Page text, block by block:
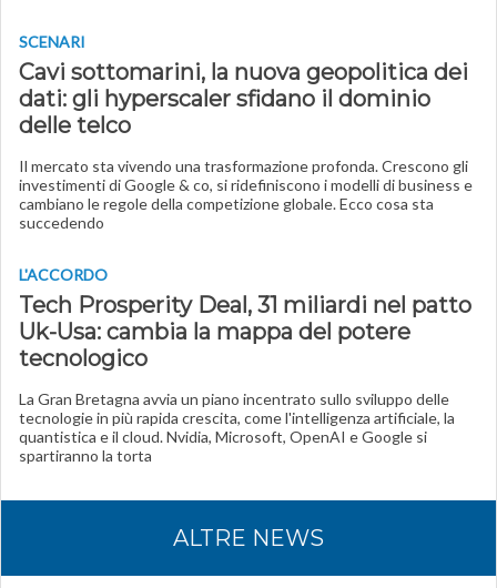
SCENARI
Cavi sottomarini, la nuova geopolitica dei
dati: gli hyperscaler sfidano il dominio
delle telco
Il mercato sta vivendo una trasformazione profonda. Crescono gli
investimenti di Google & co, si ridefiniscono i modelli di business e
cambiano le regole della competizione globale. Ecco cosa sta
succedendo
L'ACCORDO
Tech Prosperity Deal, 31 miliardi nel patto
Uk-Usa: cambia la mappa del potere
tecnologico
La Gran Bretagna avvia un piano incentrato sullo sviluppo delle
tecnologie in più rapida crescita, come l'intelligenza artificiale, la
quantistica e il cloud. Nvidia, Microsoft, OpenAI e Google si
spartiranno la torta
ALTRE NEWS